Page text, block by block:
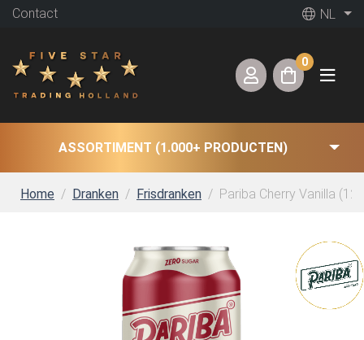
Contact NL
0
ASSORTIMENT (1.000+ PRODUCTEN)
Home Dranken Frisdranken Pariba Cherry Vanilla (12